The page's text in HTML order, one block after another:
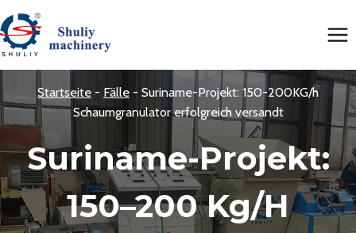
Zum
Inhalt
springen
Startseite - Fälle - Suriname-Projekt: 150-200KG/h
Schaumgranulator erfolgreich versandt
Suriname-Projekt:
150–200 Kg/h